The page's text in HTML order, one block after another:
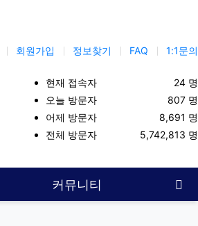
회원가입 정보찾기 FAQ 1:1문의
해선대여업체 해외선물먹튀업체 선물옵
현재 접속자
24 명
오늘 방문자
807 명
어제 방문자
8,691 명
전체 방문자
5,742,813 명
커뮤니티